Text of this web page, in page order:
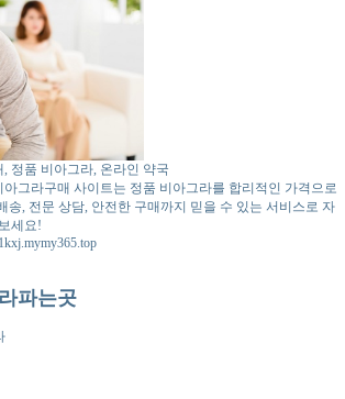
정품 비아그라, 온라인 약국
그라구매 사이트는 정품 비아그라를 합리적인 가격으로
, 전문 상담, 안전한 구매까지 믿을 수 있는 서비스로 자
세요!
파는곳